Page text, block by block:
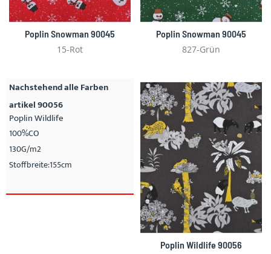
Poplin Snowman 90045
15-Rot
Poplin Snowman 90045
827-Grün
Nachstehend alle Farben
artikel 90056
Poplin Wildlife
100%CO
130G/m2
Stoffbreite:155cm
Poplin Wildlife 90056